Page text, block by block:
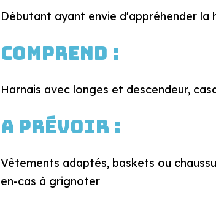
Débutant ayant envie d'appréhender la
Comprend :
Harnais avec longes et descendeur,
A prévoir :
Vêtements adaptés, baskets ou
en-cas à grignoter